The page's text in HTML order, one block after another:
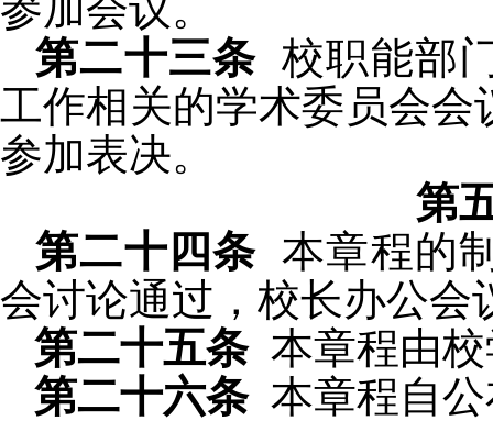
第二十三条 校职能部
工作相关的学术委员会
参加表决。
第
第二十四条 本章程的
会讨论通过，校长办公会
第二十五条 本章程由
第二十六条 本章程自